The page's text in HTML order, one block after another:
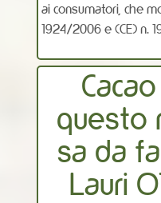
ai consumatori, che
1924/2006 e (CE) n.
questo
sa da
Lauri